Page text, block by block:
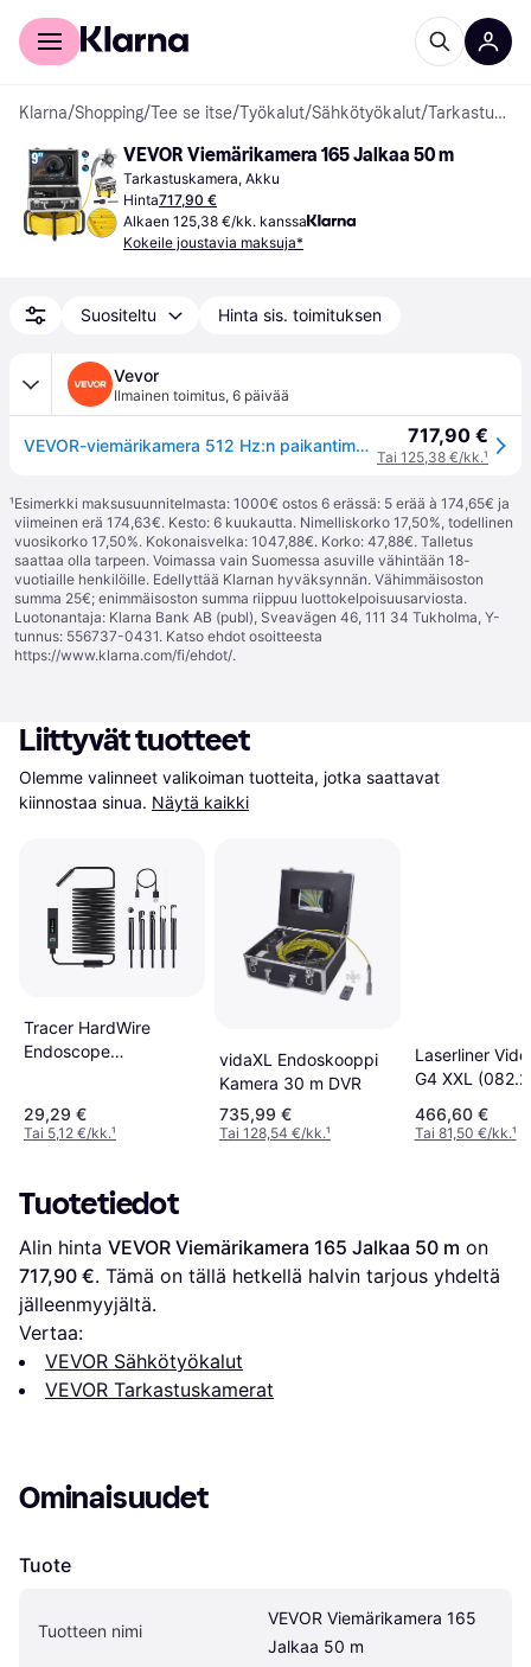
Kuluttajille
Klarna/Shopping/Tee se itse/Työkalut/Sähkötyökalut/ Tarkastuskamerat
VEVOR Viemärikamera 165 Jalkaa 50 m
Tarkastuskamera, Akku
Hinta717,90 €
Alkaen 125,38 €/kk. kanssa
Kokeile joustavia maksuja*
Suositeltu Hinta sis. toimituksen
Vevor
Ilmainen toimitus, 6 päivää
VEVOR-viemärikamera 512 Hz:n paikantimella, 165 jalkaa / 50 m, itsetasaava viemärin tarkastuskamera 9 tuuman 1080P HD -näytöllä, 36-kertainen zoom, käärmemainen putkikamera valoilla - 12 LEDiä, 32 Gt:n SD-kortti putkille 717,90 €
Tai 125,38 €/kk.¹
¹Esimerkki maksusuunnitelmasta: 1000€ ostos 6 erässä: 5 erää à 174,65€ ja
viimeinen erä 174,63€. Kesto: 6 kuukautta. Nimelliskorko 17,50%, todellinen
vuosikorko 17,50%. Kokonaisvelka: 1047,88€. Korko: 47,88€. Talletus
saattaa olla tarpeen. Voimassa vain Suomessa asuville vähintään 18-
vuotiaille henkilöille. Edellyttää Klarnan hyväksynnän. Vähimmäisoston
summa 25€; enimmäisoston summa riippuu luottokelpoisuusarviosta.
Luotonantaja: Klarna Bank AB (publ), Sveavägen 46, 111 34 Tukholma, Y-
tunnus: 556737-0431. Katso ehdot osoitteesta
https://www.klarna.com/fi/ehdot/.
Liittyvät tuotteet
Olemme valinneet valikoiman tuotteita, jotka saattavat
kiinnostaa sinua. Näytä kaikki
Tracer HardWire
Endoscope
29,29 €
Tai 5,12 €/kk.¹
vidaXL Endoskooppi
Kamera 30 m DVR
735,99 €
Tai 128,54 €/kk.¹
Laserliner
G4 XXL
466,60 €
Tai 81,50 €/kk.¹
Tuotetiedot
Alin hinta VEVOR Viemärikamera 165 Jalkaa 50 m
717,90 €. Tämä on tällä hetkellä halvin tarjous yhdeltä
jälleenmyyjältä.
Vertaa:
VEVOR Sähkötyökalut
VEVOR Tarkastuskamerat
Ominaisuudet
Tuote
Tuotteen nimi
VEVOR Viemärikamera 165
Jalkaa 50 m